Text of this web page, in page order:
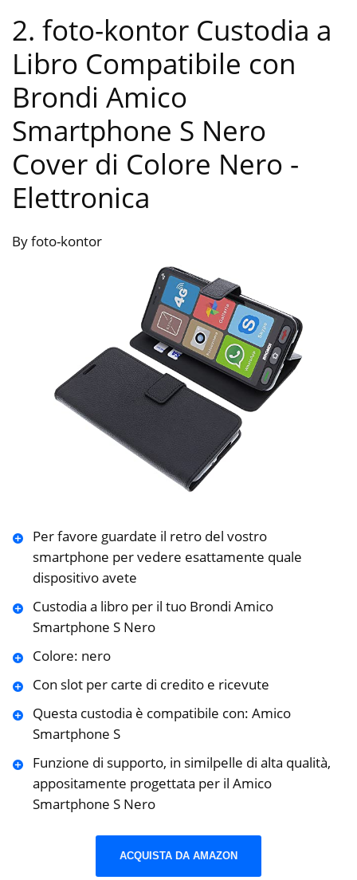
2. foto-kontor Custodia a
Libro Compatibile con
Brondi Amico
Smartphone S Nero
Cover di Colore Nero -
Elettronica
By foto-kontor
Per favore guardate il retro del vostro
smartphone per vedere esattamente quale
dispositivo avete
Custodia a libro per il tuo Brondi Amico
Smartphone S Nero
Colore: nero
Con slot per carte di credito e ricevute
Questa custodia è compatibile con: Amico
Smartphone S
Funzione di supporto, in similpelle di alta qualità,
appositamente progettata per il Amico
Smartphone S Nero
ACQUISTA DA AMAZON